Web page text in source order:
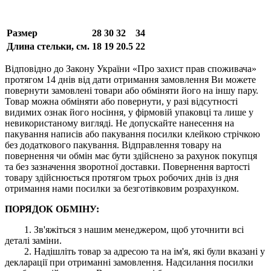
Размер 28 30 32
34
Длина стельки, см. 18 19 20.5 22
Відповідно до Закону України «Про захист прав споживача»
протягом 14 днів від дати отримання замовлення Ви можете
повернути замовлені товари або обміняти його на іншу пару.
Товар можна обміняти або повернути, у разі відсутності
видимих ​​ознак його носіння, у фірмовій упаковці та лише у
невикористаному вигляді. Не допускайте нанесення на
пакування написів або пакування посилки клейкою стрічкою
без додаткового пакування. Відправлення товару на
повернення чи обмін має бути здійснено за рахунок покупця
та без зазначення зворотної доставки. Повернення вартості
товару здійснюється протягом трьох робочих днів із дня
отримання нами посилки за безготівковим розрахунком.
ПОРЯДОК ОБМІНУ:
1. Зв'яжіться з нашим менеджером, щоб уточнити всі
деталі заміни.
2. Надішліть товар за адресою та на ім'я, які були вказані у
декларації при отриманні замовлення. Надсилання посилки